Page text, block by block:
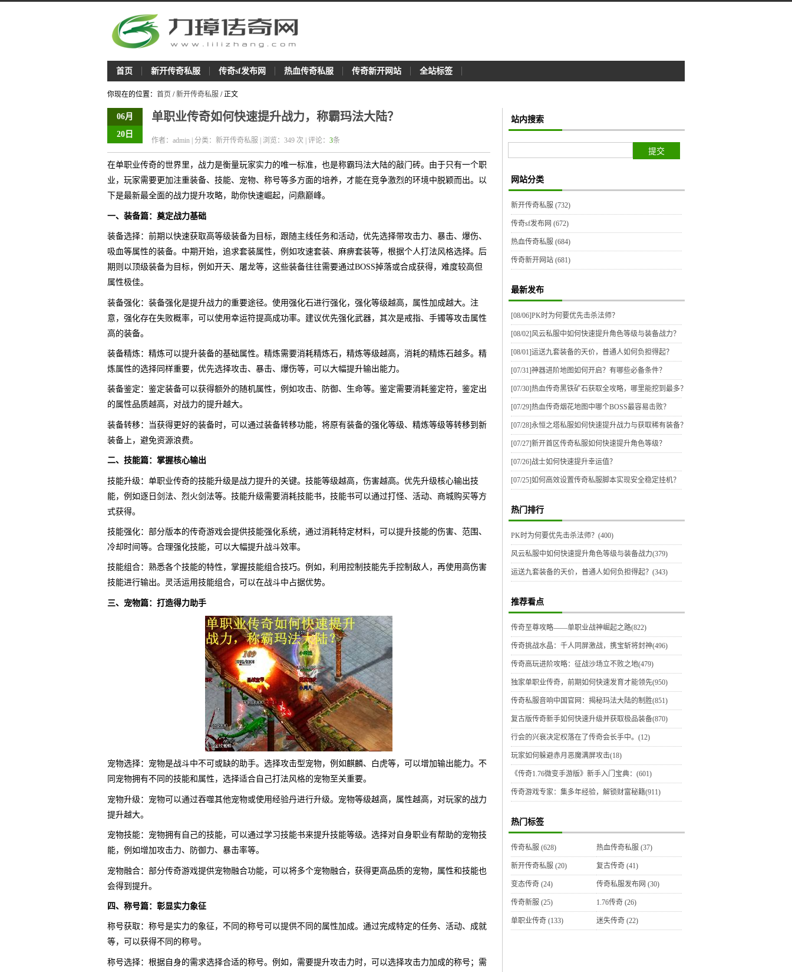
首页 新开传奇私服 传奇sf发布网 热血传奇私服 传奇新开网站 全站标签
你现在的位置： 首页 /新开传奇私服 / 正文
06月
20日
单职业传奇如何快速提升战力，称霸玛法大陆？
作者：admin | 分类：新开传奇私服 | 浏览： 349 次 | 评论： 3条
在单职业传奇的世界里，战力是衡量玩家实力的唯一标准，也是称霸玛法大陆的敲门砖。由于只有一个职
业，玩家需要更加注重装备、技能、宠物、称号等多方面的培养，才能在竞争激烈的环境中脱颖而出。以
下是最新最全面的战力提升攻略，助你快速崛起，问鼎巅峰。
一、装备篇：奠定战力基础
装备选择：前期以快速获取高等级装备为目标，跟随主线任务和活动，优先选择带攻击力、暴击、爆伤、
吸血等属性的装备。中期开始，追求套装属性，例如攻速套装、麻痹套装等，根据个人打法风格选择。后
期则以顶级装备为目标，例如开天、屠龙等，这些装备往往需要通过BOSS掉落或合成获得，难度较高但
属性极佳。
装备强化：装备强化是提升战力的重要途径。使用强化石进行强化，强化等级越高，属性加成越大。注
意，强化存在失败概率，可以使用幸运符提高成功率。建议优先强化武器，其次是戒指、手镯等攻击属性
高的装备。
装备精炼：精炼可以提升装备的基础属性。精炼需要消耗精炼石，精炼等级越高，消耗的精炼石越多。精
炼属性的选择同样重要，优先选择攻击、暴击、爆伤等，可以大幅提升输出能力。
装备鉴定：鉴定装备可以获得额外的随机属性，例如攻击、防御、生命等。鉴定需要消耗鉴定符，鉴定出
的属性品质越高，对战力的提升越大。
装备转移：当获得更好的装备时，可以通过装备转移功能，将原有装备的强化等级、精炼等级等转移到新
装备上，避免资源浪费。
二、技能篇：掌握核心输出
技能升级：单职业传奇的技能升级是战力提升的关键。技能等级越高，伤害越高。优先升级核心输出技
能，例如逐日剑法、烈火剑法等。技能升级需要消耗技能书，技能书可以通过打怪、活动、商城购买等方
式获得。
技能强化：部分版本的传奇游戏会提供技能强化系统，通过消耗特定材料，可以提升技能的伤害、范围、
冷却时间等。合理强化技能，可以大幅提升战斗效率。
技能组合：熟悉各个技能的特性，掌握技能组合技巧。例如，利用控制技能先手控制敌人，再使用高伤害
技能进行输出。灵活运用技能组合，可以在战斗中占据优势。
三、宠物篇：打造得力助手
宠物选择：宠物是战斗中不可或缺的助手。选择攻击型宠物，例如麒麟、白虎等，可以增加输出能力。不
同宠物拥有不同的技能和属性，选择适合自己打法风格的宠物至关重要。
宠物升级：宠物可以通过吞噬其他宠物或使用经验丹进行升级。宠物等级越高，属性越高，对玩家的战力
提升越大。
宠物技能：宠物拥有自己的技能，可以通过学习技能书来提升技能等级。选择对自身职业有帮助的宠物技
能，例如增加攻击力、防御力、暴击率等。
宠物融合：部分传奇游戏提供宠物融合功能，可以将多个宠物融合，获得更高品质的宠物，属性和技能也
会得到提升。
四、称号篇：彰显实力象征
称号获取：称号是实力的象征，不同的称号可以提供不同的属性加成。通过完成特定的任务、活动、成就
等，可以获得不同的称号。
称号选择：根据自身的需求选择合适的称号。例如，需要提升攻击力时，可以选择攻击力加成的称号；需
站内搜索
网站分类
新开传奇私服 (732)
传奇sf发布网 (672)
热血传奇私服 (684)
传奇新开网站 (681)
最新发布
[08/06]PK时为何要优先击杀法师？
[08/02] 风云私服中如何快速提升角色等级与装备战力？
[08/01]运送九套装备的天价，普通人如何负担得起？
[07/31]神器进阶地图如何开启？有哪些必备条件？
[07/30]热血传奇黑铁矿石获取全攻略，哪里能挖到最多？
[07/29]热血传奇烟花地图中哪个BOSS最容易击败？
[07/28]永恒之塔私服如何快速提升战力与获取稀有装备？
[07/27]新开首区传奇私服如何快速提升角色等级？
[07/26] 战士如何快速提升幸运值？
[07/25]如何高效设置传奇私服脚本实现安全稳定挂机？
热门排行
PK时为何要优先击杀法师？(400)
风云私服中如何快速提升角色等级与装备战力(379)
运送九套装备的天价，普通人如何负担得起？(343)
推荐看点
传奇至尊攻略——单职业战神崛起之路(822)
传奇挑战水晶：千人同屏激战，携宝斩将封神(496)
传奇高玩进阶攻略：征战沙场立不败之地(479)
独家单职业传奇，前期如何快速发育才能领先(950)
传奇私服音响中国官网：揭秘玛法大陆的制胜(851)
复古版传奇新手如何快速升级并获取极品装备(870)
行会的兴衰决定权落在了传奇会长手中。(12)
玩家如何躲避赤月恶魔满屏攻击(18)
《传奇1.76微变手游版》新手入门宝典：(601)
传奇游戏专家：集多年经验，解锁财富秘籍(911)
热门标签
传奇私服 (628) 热血传奇私服 (37)
新开传奇私服 (20) 复古传奇 (41)
变态传奇 (24) 传奇私服发布网 (30)
传奇新服 (25) 1.76传奇 (26)
单职业传奇 (133) 迷失传奇 (22)